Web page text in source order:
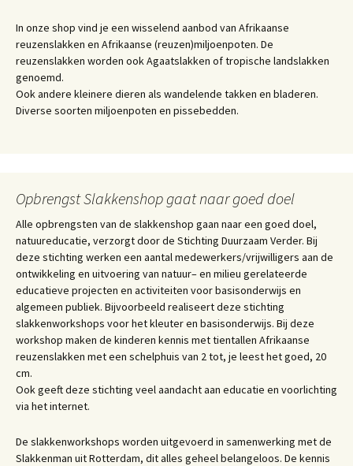
In onze shop vind je een wisselend aanbod van Afrikaanse
reuzenslakken en Afrikaanse (reuzen)miljoenpoten. De
reuzenslakken worden ook Agaatslakken of tropische landslakken
genoemd.
Ook andere kleinere dieren als wandelende takken en bladeren.
Diverse soorten miljoenpoten en pissebedden.
Opbrengst Slakkenshop gaat naar goed doel
Alle opbrengsten van de slakkenshop gaan naar een goed doel,
natuureducatie, verzorgt door de Stichting Duurzaam Verder. Bij
deze stichting werken een aantal medewerkers/vrijwilligers aan de
ontwikkeling en uitvoering van natuur– en milieu gerelateerde
educatieve projecten en activiteiten voor basisonderwijs en
algemeen publiek. Bijvoorbeeld realiseert deze stichting
slakkenworkshops voor het kleuter en basisonderwijs. Bij deze
workshop maken de kinderen kennis met tientallen Afrikaanse
reuzenslakken met een schelphuis van 2 tot, je leest het goed, 20
cm.
Ook geeft deze stichting veel aandacht aan educatie en voorlichting
via het internet.
De slakkenworkshops worden uitgevoerd in samenwerking met de
Slakkenman uit Rotterdam, dit alles geheel belangeloos. De kennis